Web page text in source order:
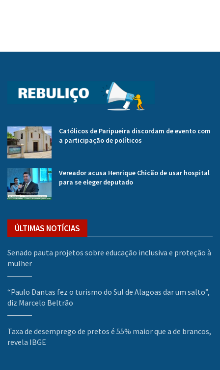
Católicos de Paripueira discordam de evento com
a participação de políticos
Vereador acusa Henrique Chicão de usar hospital
para se eleger deputado
ÚLTIMAS NOTÍCIAS
Senado pauta projetos sobre educação inclusiva e proteção à
mulher
“Paulo Dantas fez o turismo do Sul de Alagoas dar um salto”,
diz Marcelo Beltrão
Taxa de desemprego de pretos é 55% maior que a de brancos,
revela IBGE